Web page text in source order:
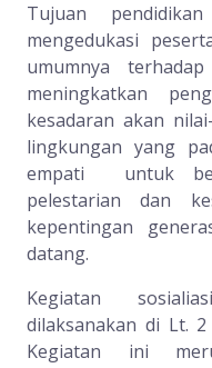
Tujuan
mengedukasi
umumnya
meningkatkan
kesadaran akan
lingkungan yang
empati untuk
pelestarian dan
kepentingan
datang.
Kegiatan
dilaksanakan di Lt.
Kegiatan ini